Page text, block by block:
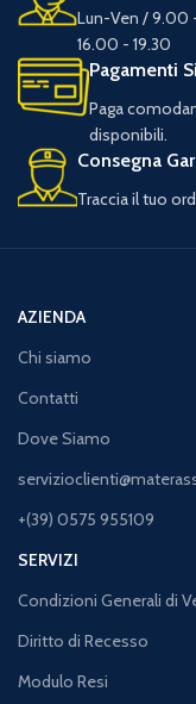
Lun-Ven / 9.00
16.00 - 19.30
Pagamenti
Paga
disponibili.
Consegna
Traccia il tuo
AZIENDA
Chi siamo
Contatti
Dove Siamo
+(39) 0575 955109
SERVIZI
Condizioni Generali di
Diritto di Recesso
Modulo Resi